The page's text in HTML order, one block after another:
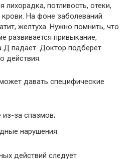
потливость, отеки,
На фоне заболеваний
желтуха. Нужно помнить, что
развивается привыкание,
Д падает. Доктор подберёт
действия.
давать специфические
за спазмов;
нарушения.
действий следует